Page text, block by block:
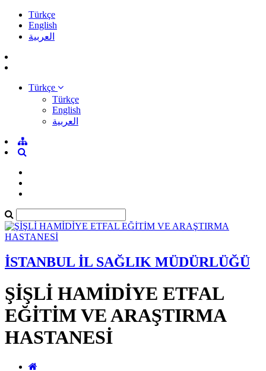
Türkçe
English
العربية
Türkçe
Türkçe
English
العربية
İSTANBUL İL SAĞLIK MÜDÜRLÜĞÜ
ŞİŞLİ HAMİDİYE ETFAL
EĞİTİM VE ARAŞTIRMA
HASTANESİ